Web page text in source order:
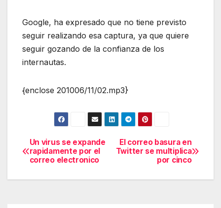
Google, ha expresado que no tiene previsto
seguir realizando esa captura, ya que quiere
seguir gozando de la confianza de los
internautas.
{enclose 201006/11/02.mp3}
Navegación
de
El correo basura en
Twitter se multiplica
por cinco
Un virus se expande
rapidamente por el
correo electronico